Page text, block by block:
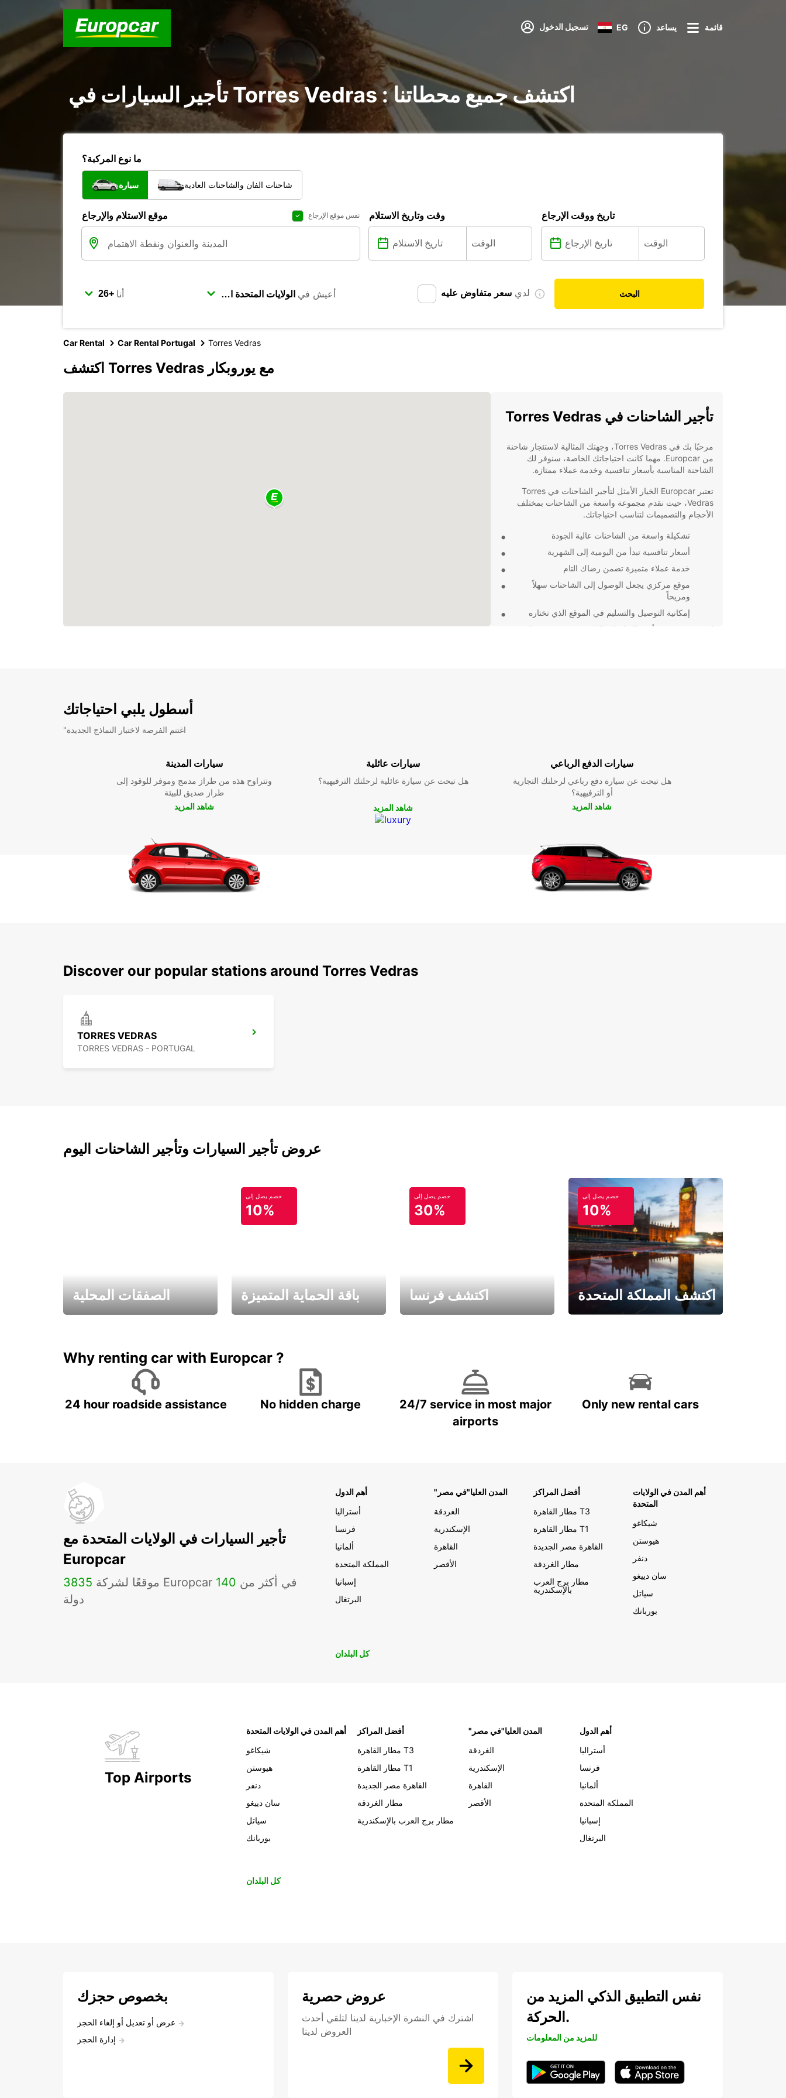
تسجيل الدخول EG يساعد قائمة
تأجير السيارات في Torres Vedras : اكتشف جميع محطاتنا
ما نوع المركبة؟
سيارة شاحنات الفان والشاحنات العادية
موقع الاستلام والإرجاع نفس موقع الإرجاع وقت وتاريخ الاستلام تاريخ ووقت الإرجاع
أنا أعيش في لدي سعر متفاوض عليه البحث
Car Rental Car Rental Portugal Torres Vedras
اكتشف Torres Vedras مع يوروبكار
تأجير الشاحنات في Torres Vedras
مرحبًا بك في Torres Vedras، وجهتك المثالية لاستئجار شاحنة
من Europcar. مهما كانت احتياجاتك الخاصة، سنوفر لك
الشاحنة المناسبة بأسعار تنافسية وخدمة عملاء ممتازة.
تعتبر Europcar الخيار الأمثل لتأجير الشاحنات في Torres
Vedras، حيث نقدم مجموعة واسعة من الشاحنات بمختلف
الأحجام والتصميمات لتناسب احتياجاتك.
تشكيلة واسعة من الشاحنات عالية الجودة
أسعار تنافسية تبدأ من اليومية إلى الشهرية
خدمة عملاء متميزة تضمن رضاك التام
موقع مركزي يجعل الوصول إلى الشاحنات سهلاً
ومريحاً
إمكانية التوصيل والتسليم في الموقع الذي تختاره
أسطول يلبي احتياجاتك
"اغتنم الفرصة لاختبار النماذج الجديدة
سيارات المدينة
وتتراوح هذه من طراز مدمج وموفر للوقود إلى
طراز صديق للبيئة
شاهد المزيد
سيارات عائلية
هل تبحث عن سيارة عائلية لرحلتك الترفيهية؟
شاهد المزيد
سيارات الدفع الرباعي
هل تبحث عن سيارة دفع رباعي لرحلتك التجارية
أو الترفيهية؟
شاهد المزيد
Discover our popular stations around Torres Vedras
TORRES VEDRAS
TORRES VEDRAS - PORTUGAL
عروض تأجير السيارات وتأجير الشاحنات اليوم
الصفقات المحلية
خصم يصل إلى
10%
باقة الحماية المتميزة
خصم يصل إلى
30%
اكتشف فرنسا
خصم يصل إلى
10%
اكتشف المملكة المتحدة
Why renting car with Europcar ?
24 hour roadside assistance No hidden charge
24/7 service in most major
airports
Only new rental cars
تأجير السيارات في الولايات المتحدة مع
Europcar
3835 موقعًا لشركة Europcar في أكثر من 140
دولة
أهم الدول
أستراليا
فرنسا
ألمانيا
المملكة المتحدة
إسبانيا
البرتغال
"المدن العليا"في مصر
الغردقة
الإسكندرية
القاهرة
الأقصر
أفضل المراكز
مطار القاهرة T3
مطار القاهرة T1
القاهرة مصر الجديدة
مطار الغردقة
مطار برج العرب
بالإسكندرية
أهم المدن في الولايات
المتحدة
شيكاغو
هيوستن
دنفر
سان دييغو
سياتل
بوربانك
كل البلدان
Top Airports
أهم المدن في الولايات المتحدة
شيكاغو
هيوستن
دنفر
سان دييغو
سياتل
بوربانك
أفضل المراكز
مطار القاهرة T3
مطار القاهرة T1
القاهرة مصر الجديدة
مطار الغردقة
مطار برج العرب بالإسكندرية
"المدن العليا"في مصر
الغردقة
الإسكندرية
القاهرة
الأقصر
أهم الدول
أستراليا
فرنسا
ألمانيا
المملكة المتحدة
إسبانيا
البرتغال
كل البلدان
بخصوص حجزك
عرض أو تعديل أو إلغاء الحجز
إدارة الحجز
عروض حصرية
اشترك في النشرة الإخبارية لدينا لتلقي أحدث
العروض لدينا
نفس التطبيق الذكي المزيد من
الحركة.
للمزيد من المعلومات